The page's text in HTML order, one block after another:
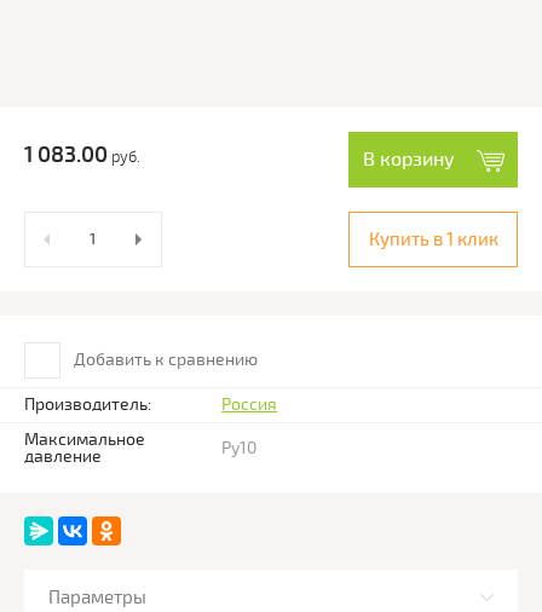
1 083.00 руб. В корзину
Купить в 1 клик
Добавить к сравнению
Производитель:
Россия
Максимальное
давление
Ру10
Параметры